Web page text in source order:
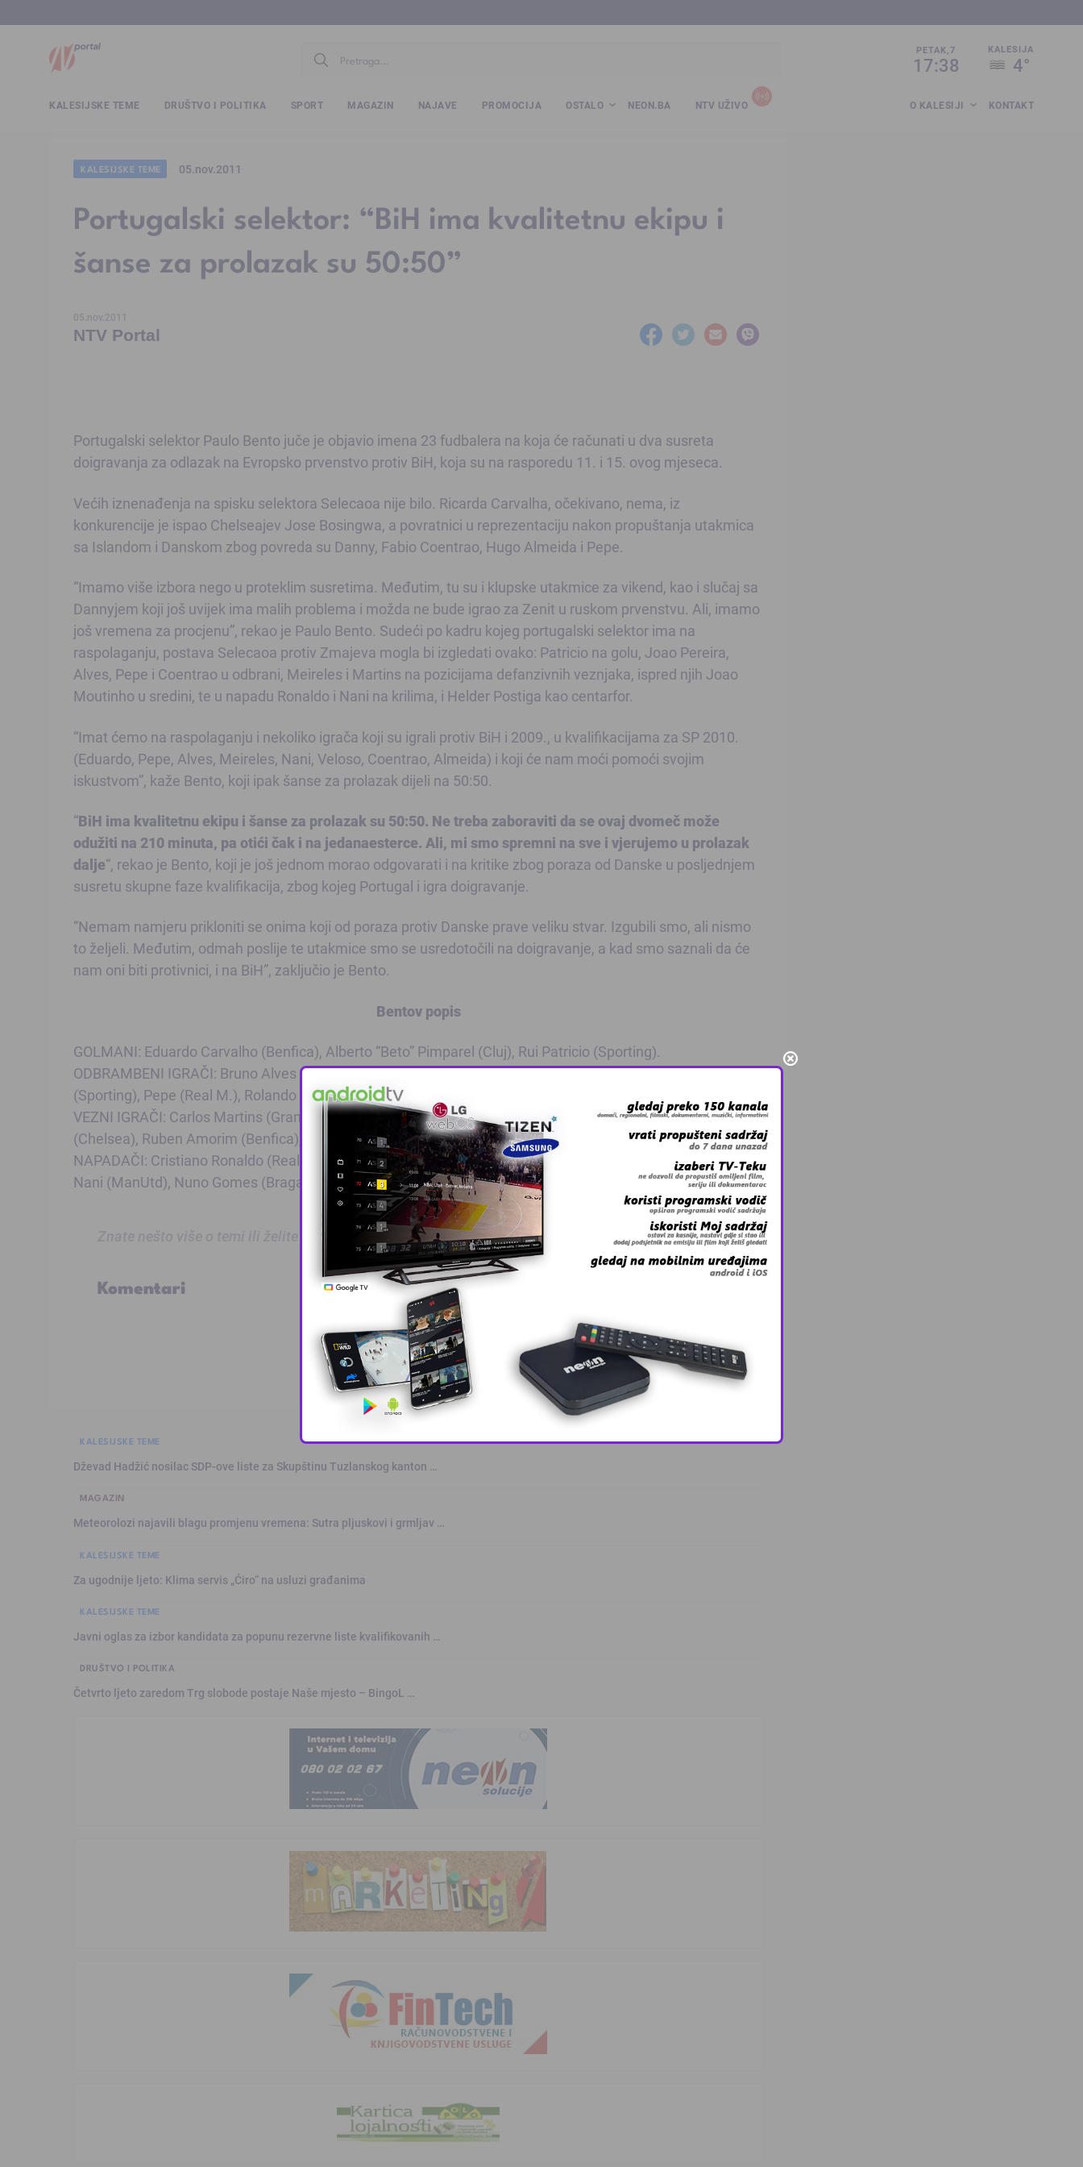
PETAK,7
17:38
KALESIJA
4°
KALESIJSKE TEME DRUŠTVO I POLITIKA SPORT MAGAZIN NAJAVE PROMOCIJA OSTALO NEON.BA NTV UŽIVO O KALESIJI KONTAKT
KALESIJSKE TEME 05.nov.2011
Portugalski selektor: “BiH ima kvalitetnu ekipu i
šanse za prolazak su 50:50”
05.nov.2011
NTV Portal
Portugalski selektor Paulo Bento juče je objavio imena 23 fudbalera na koja će računati u dva susreta
doigravanja za odlazak na Evropsko prvenstvo protiv BiH, koja su na rasporedu 11. i 15. ovog mjeseca.
Većih iznenađenja na spisku selektora Selecaoa nije bilo. Ricarda Carvalha, očekivano, nema, iz
konkurencije je ispao Chelseajev Jose Bosingwa, a povratnici u reprezentaciju nakon propuštanja utakmica
sa Islandom i Danskom zbog povreda su Danny, Fabio Coentrao, Hugo Almeida i Pepe.
“Imamo više izbora nego u proteklim susretima. Međutim, tu su i klupske utakmice za vikend, kao i slučaj sa
Dannyjem koji još uvijek ima malih problema i možda ne bude igrao za Zenit u ruskom prvenstvu. Ali, imamo
još vremena za procjenu”, rekao je Paulo Bento. Sudeći po kadru kojeg portugalski selektor ima na
raspolaganju, postava Selecaoa protiv Zmajeva mogla bi izgledati ovako: Patricio na golu, Joao Pereira,
Alves, Pepe i Coentrao u odbrani, Meireles i Martins na pozicijama defanzivnih veznjaka, ispred njih Joao
Moutinho u sredini, te u napadu Ronaldo i Nani na krilima, i Helder Postiga kao centarfor.
“Imat ćemo na raspolaganju i nekoliko igrača koji su igrali protiv BiH i 2009., u kvalifikacijama za SP 2010.
(Eduardo, Pepe, Alves, Meireles, Nani, Veloso, Coentrao, Almeida) i koji će nam moći pomoći svojim
iskustvom”, kaže Bento, koji ipak šanse za prolazak dijeli na 50:50.
“BiH ima kvalitetnu ekipu i šanse za prolazak su 50:50. Ne treba zaboraviti da se ovaj dvomeč može
odužiti na 210 minuta, pa otići čak i na jedanaesterce. Ali, mi smo spremni na sve i vjerujemo u prolazak
dalje“, rekao je Bento, koji je još jednom morao odgovarati i na kritike zbog poraza od Danske u posljednjem
susretu skupne faze kvalifikacija, zbog kojeg Portugal i igra doigravanje.
“Nemam namjeru prikloniti se onima koji od poraza protiv Danske prave veliku stvar. Izgubili smo, ali nismo
to željeli. Međutim, odmah poslije te utakmice smo se usredotočili na doigravanje, a kad smo saznali da će
nam oni biti protivnici, i na BiH”, zaključio je Bento.
Bentov popis
GOLMANI: Eduardo Carvalho (Benfica), Alberto “Beto” Pimparel (Cluj), Rui Patricio (Sporting).
ODBRAMBENI IGRAČI: Bruno Alves (Zenit), Fabio Coentrao (Real M.), Sereno Fonseca (Köln), Joao Pereira
(Sporting), Pepe (Real M.), Rolando (Porto), Silvio Sa Pereira (Atletico M.).
VEZNI IGRAČI: Carlos Martins (Granada), Joao Moutinho (Porto), Miguel Veloso (Genoa), Raul Meireles
(Chelsea), Ruben Amorim (Benfica), Ruben Micael (Zaragoza).
NAPADAČI: Cristiano Ronaldo (Real M.), Danny (Zenit), Hugo Almeida (Bešiktaš), Helder Postiga (Zaragoza),
Nani (ManUtd), Nuno Gomes (Braga), Ricardo Quaresma (Bešiktaš).
Znate nešto više o temi ili želite prijaviti grešku u tekstu?
Komentari
KALESIJSKE TEME
Dževad Hadžić nosilac SDP-ove liste za Skupštinu Tuzlanskog kanton …
MAGAZIN
Meteorolozi najavili blagu promjenu vremena: Sutra pljuskovi i grmljav …
KALESIJSKE TEME
Za ugodnije ljeto: Klima servis „Ćiro“ na usluzi građanima
KALESIJSKE TEME
Javni oglas za izbor kandidata za popunu rezervne liste kvalifikovanih …
DRUŠTVO I POLITIKA
Četvrto ljeto zaredom Trg slobode postaje Naše mjesto – BingoL …